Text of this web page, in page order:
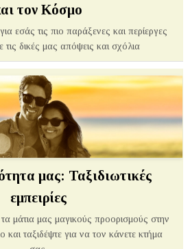
τον Κόσμο
εσάς τις πιο παράξενες και περίεργες
τις δικές μας απόψεις και σχόλια
μας: Ταξιδιωτικές
εμπειρίες
μάτια μας μαγικούς προορισμούς στην
ταξιδέψτε για να τον κάνετε κτήμα